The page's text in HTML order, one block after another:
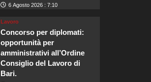
6 Agosto 2026 : 7:10
Lavoro
Concorso per diplomati:
opportunità per
amministrativi all’Ordine
Consiglio del Lavoro di
Bari.